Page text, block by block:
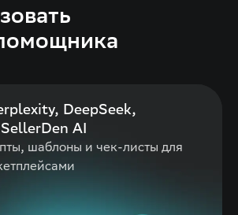
DeepSeek,
AI
шаблоны и чек-листы для